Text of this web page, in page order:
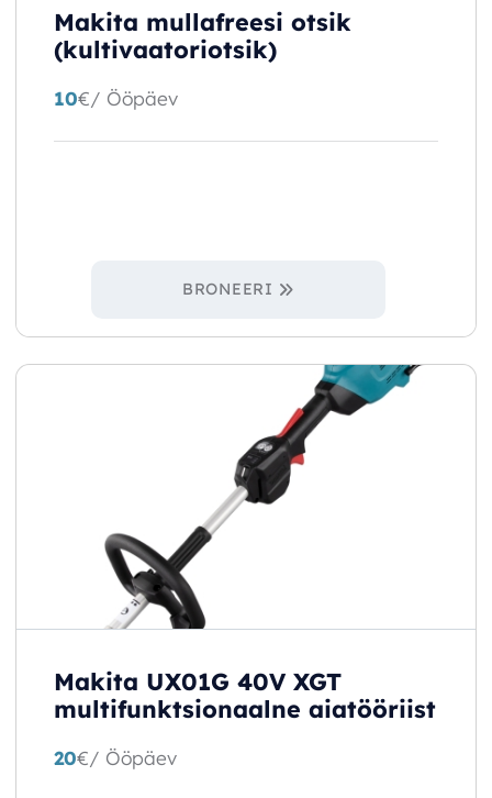
Makita mullafreesi otsik
(kultivaatoriotsik)
10€/ Ööpäev
BRONEERI
Makita UX01G 40V XGT
multifunktsionaalne aiatööriist
20€/ Ööpäev